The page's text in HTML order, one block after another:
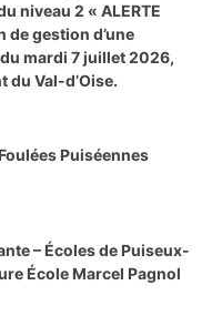
niveau 2 « ALERTE
de gestion d’une
mardi 7 juillet 2026,
du Val-d’Oise.
Puiséennes
– Écoles de Puiseux-
École Marcel Pagnol